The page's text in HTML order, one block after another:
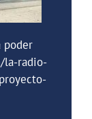
poder
la-radio-